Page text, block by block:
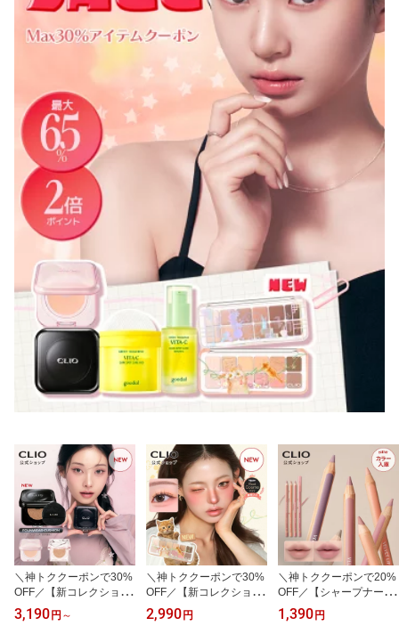
＼神トククーポンで30%
OFF／【新コレクション
発売】キルカバー クッシ
ョン 企画 セット【CLIO
3,190円 ～
＼神トククーポンで30%
OFF／【新コレクション
発売】プロ アイ パレッ
ト エアー【CLIO（クリ
2,990円
＼神トククーポンで20%
OFF／【シャープナー付
き】新カラー発売【CLIO
（クリオ）公式】ベルベ
1,390円